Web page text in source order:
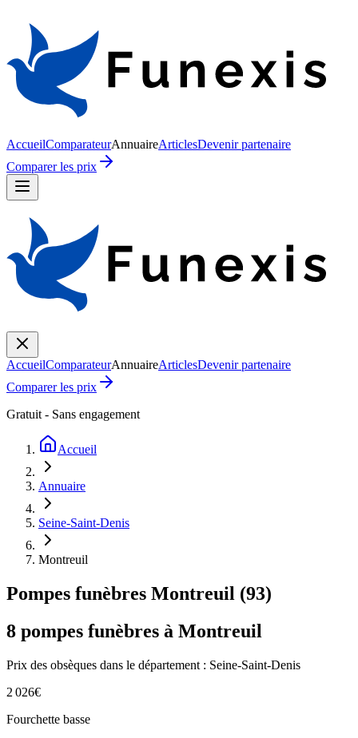
AccueilComparateurAnnuaireArticlesDevenir partenaire
Comparer les prix
AccueilComparateurAnnuaireArticlesDevenir partenaire
Comparer les prix
Gratuit - Sans engagement
Accueil
Annuaire
Seine-Saint-Denis
Montreuil
Pompes funèbres Montreuil (93)
8 pompes funèbres à Montreuil
Prix des obsèques dans le département : Seine-Saint-Denis
2 026€
Fourchette basse